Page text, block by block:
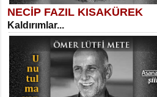
SELAHATTİN YILDIZ
İnsanın Zindanı...
Kadir Ünal
Ayağıma Dolanan Yokuş...
NECİP FAZIL KISAKÜREK
Kaldırımlar...